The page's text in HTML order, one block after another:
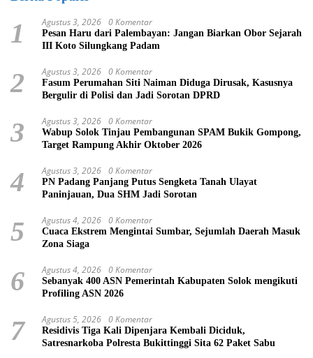
1 Agustus 3, 2026 0 Komentar
Pesan Haru dari Palembayan: Jangan Biarkan Obor Sejarah
III Koto Silungkang Padam
2 Agustus 3, 2026 0 Komentar
Fasum Perumahan Siti Naiman Diduga Dirusak, Kasusnya
Bergulir di Polisi dan Jadi Sorotan DPRD
3 Agustus 3, 2026 0 Komentar
Wabup Solok Tinjau Pembangunan SPAM Bukik Gompong,
Target Rampung Akhir Oktober 2026
4 Agustus 3, 2026 0 Komentar
PN Padang Panjang Putus Sengketa Tanah Ulayat
Paninjauan, Dua SHM Jadi Sorotan
5 Agustus 4, 2026 0 Komentar
Cuaca Ekstrem Mengintai Sumbar, Sejumlah Daerah Masuk
Zona Siaga
6 Agustus 4, 2026 0 Komentar
Sebanyak 400 ASN Pemerintah Kabupaten Solok mengikuti
Profiling ASN 2026
7 Agustus 5, 2026 0 Komentar
Residivis Tiga Kali Dipenjara Kembali Diciduk,
Satresnarkoba Polresta Bukittinggi Sita 62 Paket Sabu